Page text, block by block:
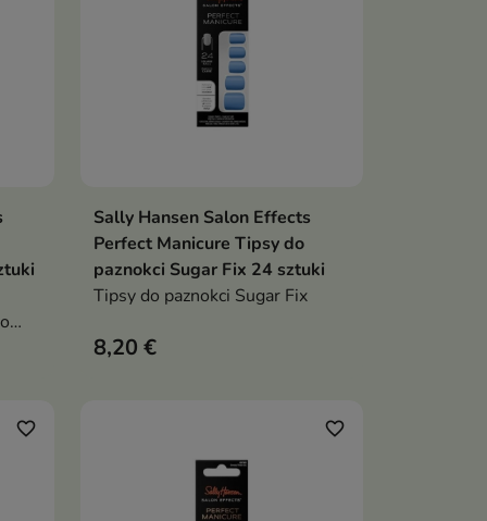
Dodaj do koszyka
Sally Hansen Salon Effects
Perfect Manicure Tipsy do
paznokci Sugar Fix 24 sztuki
Tipsy do paznokci Sugar Fix
8,20 €
favorite_border favorite_border